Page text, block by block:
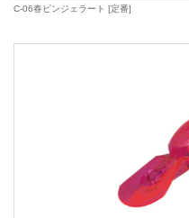
C-06春ピンジェラート [定番]